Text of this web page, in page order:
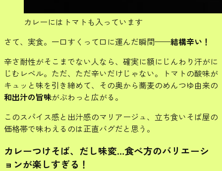
カレーにはトマトも入っています
さて、実食。一口すくって口に運んだ瞬間——結構辛い！
辛さ耐性がそこまでない人なら、確実に額にじんわり汗がに
じむレベル。ただ、ただ辛いだけじゃない。トマトの酸味が
キュッと味を引き締めて、その奥から蕎麦のめんつゆ由来の
和出汁の旨味がぶわっと広がる。
このスパイス感と出汁感のマリアージュ、立ち食いそば屋の
価格帯で味わえるのは正直バグだと思う。
カレーつけそば、だし味変…食べ方のバリエーシ
ョンが楽しすぎる！